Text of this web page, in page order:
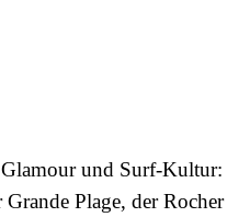
und Surf-Kultur:
Plage, der Rocher